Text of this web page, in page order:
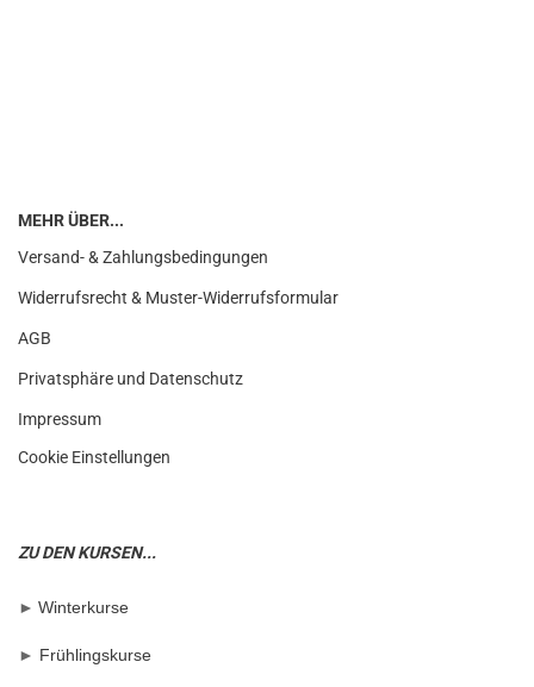
MEHR ÜBER...
Versand- & Zahlungsbedingungen
Widerrufsrecht & Muster-Widerrufsformular
AGB
Privatsphäre und Datenschutz
Impressum
Cookie Einstellungen
ZU DEN KURSEN...
► Winterkurse
► Frühlingskurse